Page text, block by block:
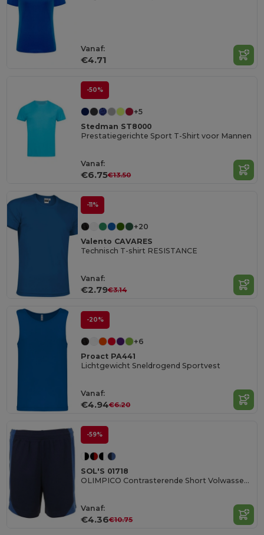
Vanaf:
€4.71
-50%
+5
Stedman ST8000
Prestatiegerichte Sport T-Shirt voor Mannen
Vanaf:
€6.75€13.50
-11%
+20
Valento CAVARES
Technisch T-shirt RESISTANCE
Vanaf:
€2.79€3.14
-20%
+6
Proact PA441
Lichtgewicht Sneldrogend Sportvest
Vanaf:
€4.94€6.20
-59%
SOL'S 01718
OLIMPICO Contrasterende Short Volwassenen
Vanaf:
€4.36€10.75